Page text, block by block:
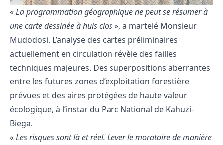
«La programmation géographique ne peut se résumer à
une carte dessinée à huis clos», a martelé Monsieur
Mudodosi. L’analyse des cartes préliminaires
actuellement en circulation révèle des failles
techniques majeures. Des superpositions aberrantes
entre les futures zones d’exploitation forestière
prévues et des aires protégées de haute valeur
écologique, à l’instar du Parc National de Kahuzi-
Biega.
«Les risques sont là et réel. Lever le moratoire de manière